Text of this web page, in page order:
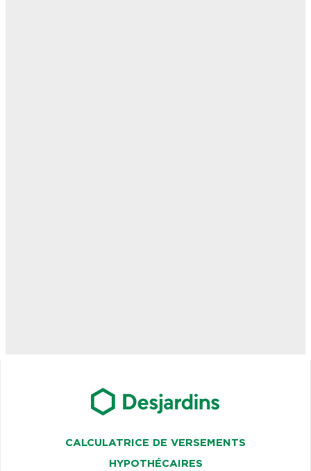
CALCULATRICE DE VERSEMENTS
HYPOTHÉCAIRES